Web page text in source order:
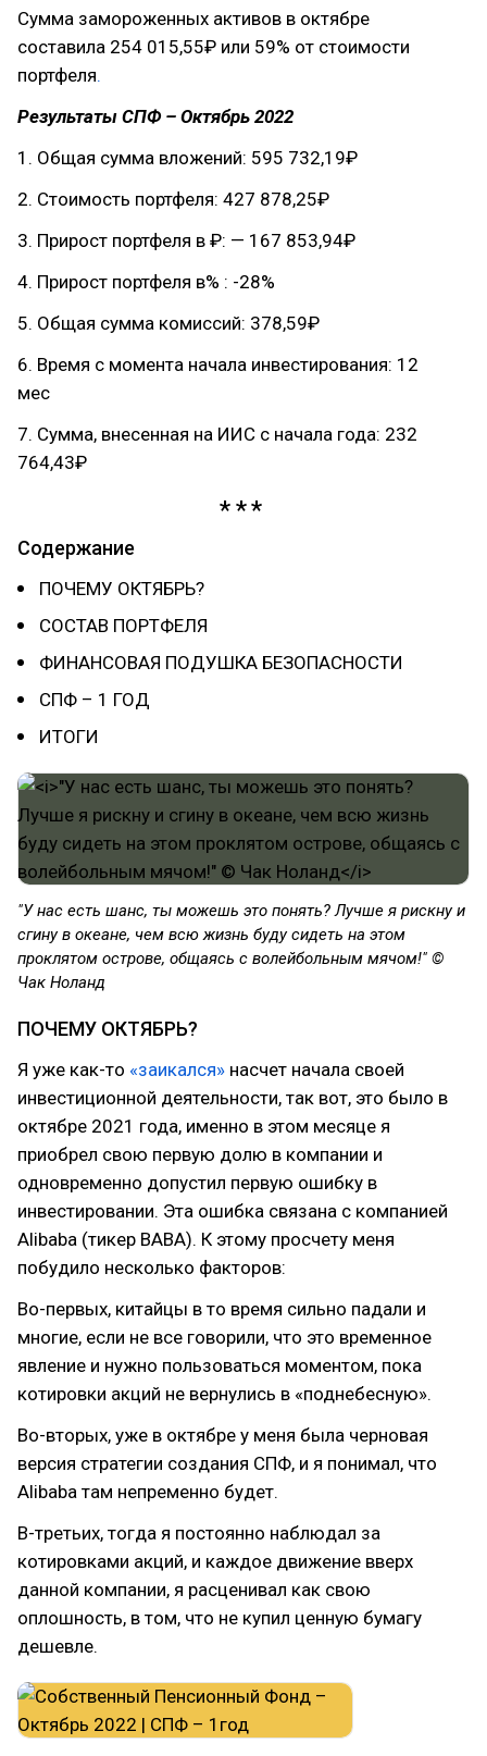
Сумма замороженных активов в октябре
составила 254 015,55₽ или 59% от стоимости
портфеля.
Результаты СПФ – Октябрь 2022
1. Общая сумма вложений: 595 732,19₽
2. Стоимость портфеля: 427 878,25₽
3. Прирост портфеля в ₽: — 167 853,94₽
4. Прирост портфеля в% : -28%
5. Общая сумма комиссий: 378,59₽
6. Время с момента начала инвестирования: 12
мес
7. Сумма, внесенная на ИИС с начала года: 232
764,43₽
Содержание
ПОЧЕМУ ОКТЯБРЬ?
СОСТАВ ПОРТФЕЛЯ
ФИНАНСОВАЯ ПОДУШКА БЕЗОПАСНОСТИ
СПФ – 1 ГОД
ИТОГИ
"У нас есть шанс, ты можешь это понять? Лучше я рискну и
сгину в океане, чем всю жизнь буду сидеть на этом
проклятом острове, общаясь с волейбольным мячом!" ©
Чак Ноланд
ПОЧЕМУ ОКТЯБРЬ?
Я уже как-то «заикался» насчет начала своей
инвестиционной деятельности, так вот, это было в
октябре 2021 года, именно в этом месяце я
приобрел свою первую долю в компании и
одновременно допустил первую ошибку в
инвестировании. Эта ошибка связана с компанией
Alibaba (тикер BABA). К этому просчету меня
побудило несколько факторов:
Во-первых, китайцы в то время сильно падали и
многие, если не все говорили, что это временное
явление и нужно пользоваться моментом, пока
котировки акций не вернулись в «поднебесную».
Во-вторых, уже в октябре у меня была черновая
версия стратегии создания СПФ, и я понимал, что
Alibaba там непременно будет.
В-третьих, тогда я постоянно наблюдал за
котировками акций, и каждое движение вверх
данной компании, я расценивал как свою
оплошность, в том, что не купил ценную бумагу
дешевле.